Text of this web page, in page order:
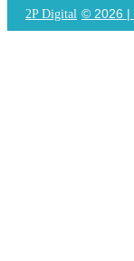
2P Digital